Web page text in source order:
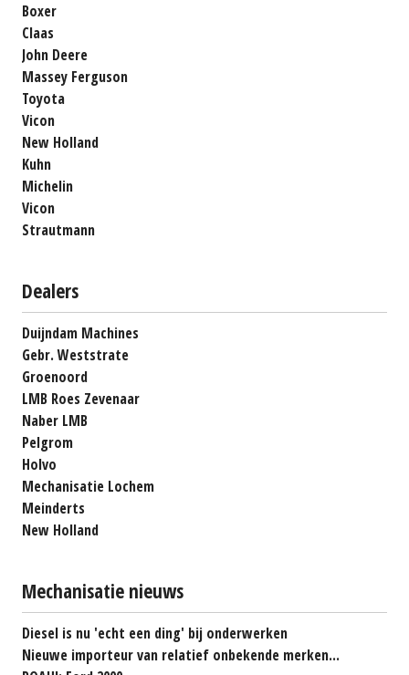
Boxer
Claas
John Deere
Massey Ferguson
Toyota
Vicon
New Holland
Kuhn
Michelin
Vicon
Strautmann
Dealers
Duijndam Machines
Gebr. Weststrate
Groenoord
LMB Roes Zevenaar
Naber LMB
Pelgrom
Holvo
Mechanisatie Lochem
Meinderts
New Holland
Mechanisatie nieuws
Diesel is nu 'echt een ding' bij onderwerken
Nieuwe importeur van relatief onbekende merken...